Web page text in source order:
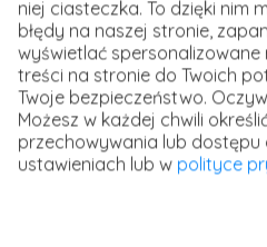
Słowa kluczowe
certyfikatami
Wykształcenie i posiadane
elementy CV, które mogą
niej ciasteczka. To dzięki nim
błędy na naszej stronie,
wyświetlać
treści na stronie do Twoich
Twoje bezpieczeństwo.
Możesz w każdej chwili
przechowywania lub dostępu
ustawieniach lub w polityce